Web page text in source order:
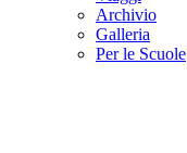
Archivio
Galleria
Per le Scuole